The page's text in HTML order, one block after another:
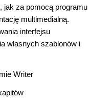
jak za pomocą programu
multimedialną.
interfejsu
własnych szablonów i
Writer